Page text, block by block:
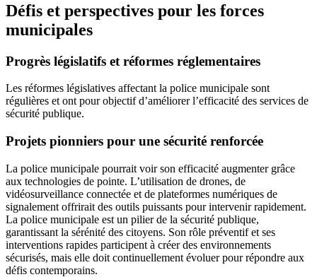
Défis et perspectives pour les forces
municipales
Progrès législatifs et réformes réglementaires
Les réformes législatives affectant la police municipale sont
régulières et ont pour objectif d’améliorer l’efficacité des services de
sécurité publique.
Projets pionniers pour une sécurité renforcée
La police municipale pourrait voir son efficacité augmenter grâce
aux technologies de pointe. L’utilisation de drones, de
vidéosurveillance connectée et de plateformes numériques de
signalement offrirait des outils puissants pour intervenir rapidement.
La police municipale est un pilier de la sécurité publique,
garantissant la sérénité des citoyens. Son rôle préventif et ses
interventions rapides participent à créer des environnements
sécurisés, mais elle doit continuellement évoluer pour répondre aux
défis contemporains.